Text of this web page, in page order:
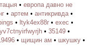
• европа давно не
• артем • антикривда •
• ltyk4ex88r • exec •
• 35149 •
• щищин ам • шкушку •